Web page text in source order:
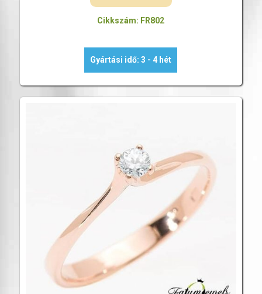
Cikkszám: FR802
Gyártási idő: 3 - 4 hét